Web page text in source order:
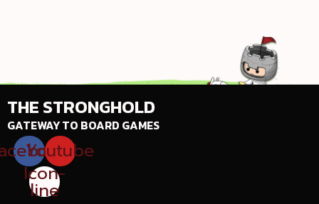
THE STRONGHOLD
GATEWAY TO BOARD GAMES
Youtube
Icon-
line